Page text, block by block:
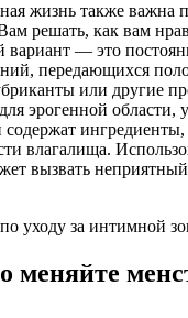
жизнь также важна
решать, как вам
вариант — это
передающихся
или другие
эрогенной области,
содержат
влагалища.
вызвать
меняйте